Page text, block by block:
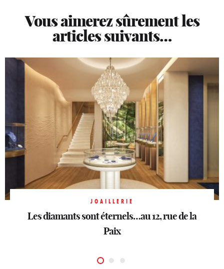
Vous aimerez sûrement les
articles suivants…
JOAILLERIE
Les diamants sont éternels…au 12, rue de la
Paix
JOAILLERIE
Sous une bonne étoile
JOAILLERIE
Sahag Arslanian ouvre sa première boutique
parisienne